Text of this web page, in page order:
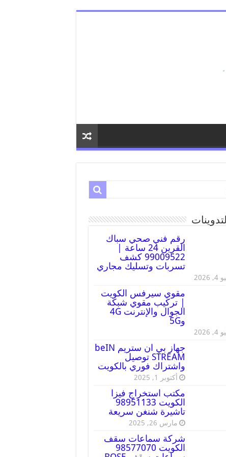
رقم فني صحي سباك
القرين 24 ساعة |
99009522 كشف
تسربات وتسليك مجاري
2026
مقوي سيرفس الكويت
| تركيب مقوي شبكة
الجوال والإنترنت 4G
و5G
2026
جهاز بي ان ستريم beIN
STREAM توصيل
واشتراك فوري بالكويت
أكتوبر 1, 2025
مكتب استخراج فيزا
الكويت 98951133
تاشيرة شنغن سريعة
مارس 26, 2025
شركة سماعات سقف
الكويت 98577070